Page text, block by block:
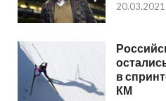
20.03.2021
в
КМ